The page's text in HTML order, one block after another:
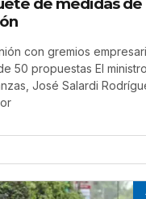
de medidas de
con gremios
50 propuestas El
José Salardi